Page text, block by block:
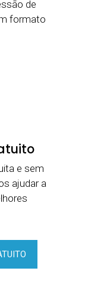
de
formato
e sem
ajudar a